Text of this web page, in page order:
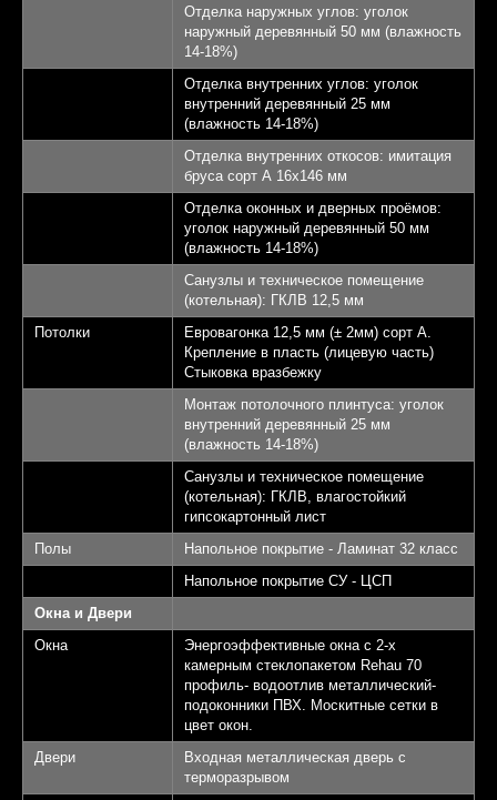
Отделка наружных углов: уголок
наружный деревянный 50 мм (влажность
14-18%)
Отделка внутренних углов: уголок
внутренний деревянный 25 мм
(влажность 14-18%)
Отделка внутренних откосов: имитация
бруса сорт А 16х146 мм
Отделка оконных и дверных проёмов:
уголок наружный деревянный 50 мм
(влажность 14-18%)
Санузлы и техническое помещение
(котельная): ГКЛВ 12,5 мм
Потолки
Евровагонка 12,5 мм (± 2мм) сорт А.
Крепление в пласть (лицевую часть)
Стыковка вразбежку
Монтаж потолочного плинтуса: уголок
внутренний деревянный 25 мм
(влажность 14-18%)
Санузлы и техническое помещение
(котельная): ГКЛВ, влагостойкий
гипсокартонный лист
Полы
Напольное покрытие - Ламинат 32 класс
Напольное покрытие СУ - ЦСП
Окна и Двери
Окна
Энергоэффективные окна с 2-х
камерным стеклопакетом Rehau 70
профиль- водоотлив металлический-
подоконники ПВХ. Москитные сетки в
цвет окон.
Двери
Входная металлическая дверь с
терморазрывом